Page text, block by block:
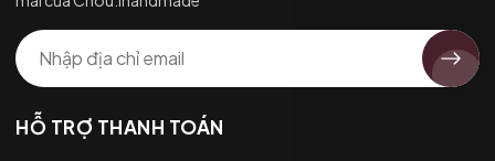
HỖ TRỢ THANH TOÁN